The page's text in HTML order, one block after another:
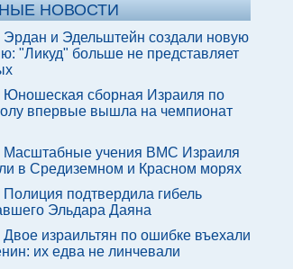
НОВОСТИ
Эрдан и Эдельштейн создали новую
"Ликуд" больше не представляет
Юношеская сборная Израиля по
впервые вышла на чемпионат
Масштабные учения ВМС Израиля
в Средиземном и Красном морях
Полиция подтвердила гибель
Эльдара Даяна
Двое израильтян по ошибке въехали
их едва не линчевали